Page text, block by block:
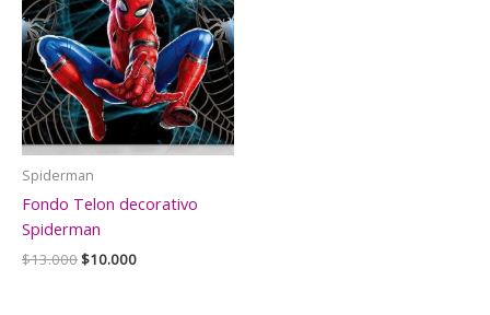
Spiderman
Fondo Telon decorativo
Spiderman
$13.000El
$10.000El